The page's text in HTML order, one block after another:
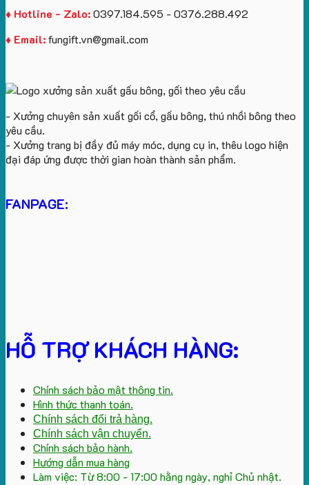
♦ Hotline - Zalo:0397.184.595 - 0376.288.492
♦ Email:fungift.vn@gmail.com
- Xưởng chuyên sản xuất gối cổ, gấu bông, thú nhồi bông theo
yêu cầu.
- Xưởng trang bị đầy đủ máy móc, dụng cụ in, thêu logo hiện
đại đáp ứng được thời gian hoàn thành sản phẩm.
FANPAGE:
HỖ TRỢ KHÁCH HÀNG:
Chính sách bảo mật thông tin.
Hình thức thanh toán.
Chính sách đổi trả hàng.
Chính sách vận chuyển.
Chính sách bảo hành.
Hướng dẫn mua hàng
Làm việc: Từ 8:00 - 17:00 hằng ngày, nghỉ Chủ nhật.